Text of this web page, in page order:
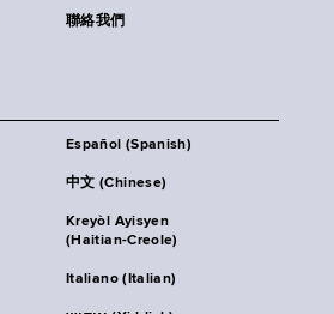
聯絡我們
Español (Spanish)
中文 (Chinese)
Kreyòl Ayisyen
(Haitian-Creole)
Italiano (Italian)